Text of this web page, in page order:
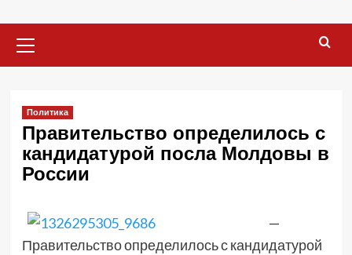
меню
Политика
Правительство определилось с
кандидатурой посла Молдовы в
России
—
Правительство определилось с кандидатурой